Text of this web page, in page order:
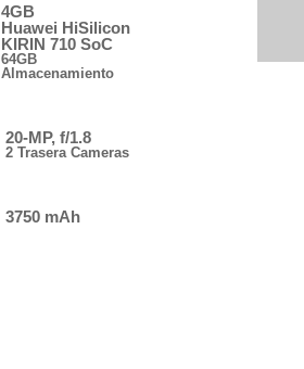
4GB
Huawei HiSilicon
KIRIN 710 SoC
64GB
Almacenamiento
20-MP, f/1.8
2 Trasera Cameras
3750 mAh